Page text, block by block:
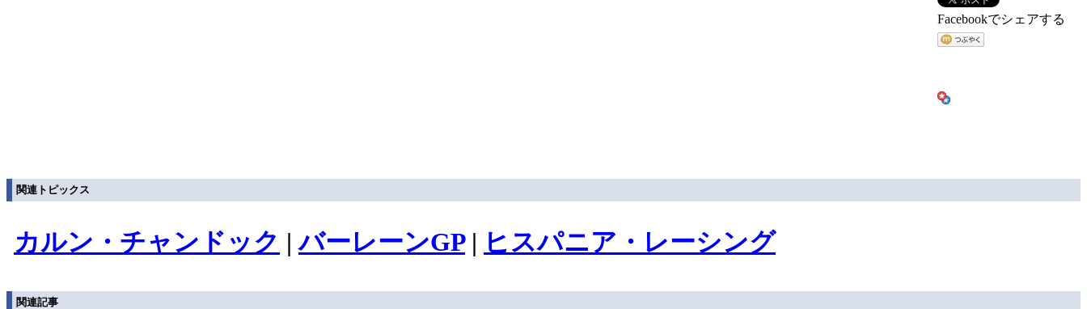
Facebookでシェアする
関連トピックス
カルン・チャンドック |バーレーンGP| ヒスパニア・レーシング
関連記事